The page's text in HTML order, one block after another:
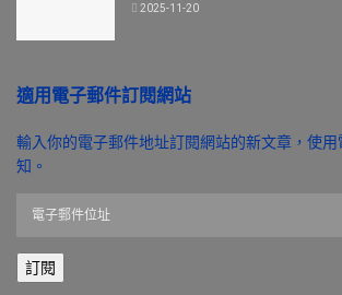
2025-11-20
適用電子郵件訂閱網站
輸入你的電子郵件地址訂閱網站的新文章，使
知。
郵
件訂閱